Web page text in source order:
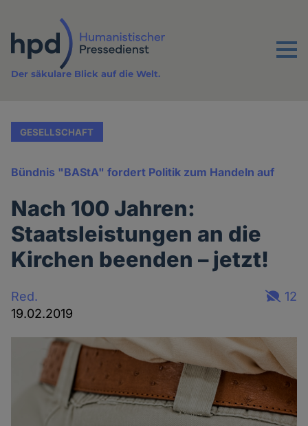
Inhalt
Menu
Der säkulare Blick auf die Welt.
GESELLSCHAFT
Bündnis "BAStA" fordert Politik zum Handeln auf
Nach 100 Jahren:
Staatsleistungen an die
Kirchen beenden – jetzt!
Red.
19.02.2019
12